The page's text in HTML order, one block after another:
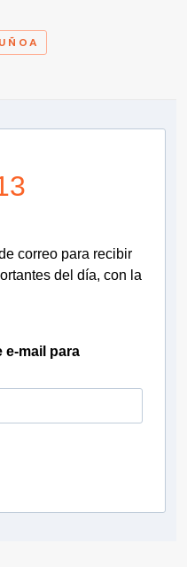
correo para recibir
del día, con la
e-mail para